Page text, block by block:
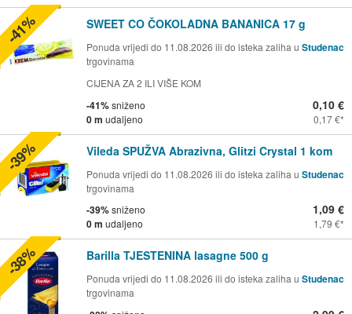
SWEET CO ČOKOLADNA BANANICA 17 g
Ponuda vrijedi do 11.08.2026 ili do isteka zaliha u Studenac
trgovinama
CIJENA ZA 2 ILI VIŠE KOM
-41%sniženo
0 m udaljeno
0,10 €
0,17 €
-41%
Vileda SPUŽVA Abrazivna, Glitzi Crystal 1 kom
Ponuda vrijedi do 11.08.2026 ili do isteka zaliha u Studenac
trgovinama
-39%sniženo
0 m udaljeno
1,09 €
1,79 €
-39%
Barilla TJESTENINA lasagne 500 g
Ponuda vrijedi do 11.08.2026 ili do isteka zaliha u Studenac
trgovinama
-38%